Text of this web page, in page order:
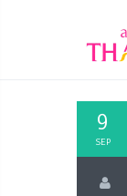
9
SEP